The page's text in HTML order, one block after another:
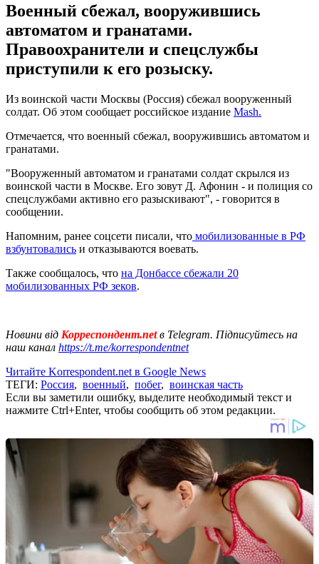
Военный сбежал, вооружившись
автоматом и гранатами.
Правоохранители и спецслужбы
приступили к его розыску.
Из воинской части Москвы (Россия) сбежал вооруженный
солдат. Об этом сообщает российское издание Mash.
Отмечается, что военный сбежал, вооружившись автоматом и
гранатами.
"Вооруженный автоматом и гранатами солдат скрылся из
воинской части в Москве. Его зовут Д. Афонин - и полиция со
спецслужбами активно его разыскивают", - говорится в
сообщении.
Напомним, ранее соцсети писали, что мобилизованные в РФ
взбунтовались и отказываются воевать.
Также сообщалось, что на Донбассе сбежали 20
мобилизованных РФ зеков.
Новини від Корреспондент.netв Telegram. Підписуйтесь на
наш канал https://t.me/korrespondentnet
Читайте Korrespondent.net в Google News
ТЕГИ: Россия, военный, побег, воинская часть
Если вы заметили ошибку, выделите необходимый текст и
нажмите Ctrl+Enter, чтобы сообщить об этом редакции.